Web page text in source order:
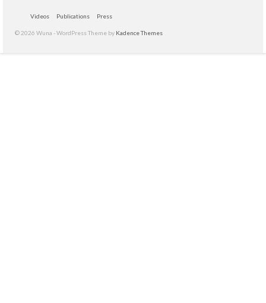
Videos Publications Press
© 2026 Wuna - WordPress Theme by Kadence Themes